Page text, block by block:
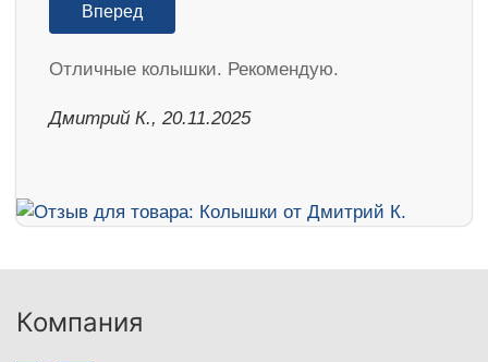
Вперед
Отличные колышки. Рекомендую.
Дмитрий К., 20.11.2025
Компания